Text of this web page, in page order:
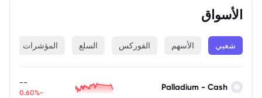
الأسواق
شعبي الأسهم الفوركس السلع المؤشرات
Palladium - Cash
--
-0.60%